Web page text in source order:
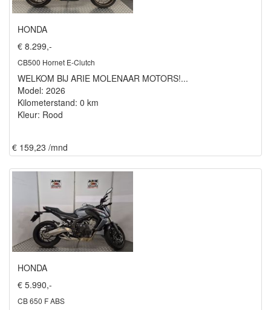
HONDA
€ 8.299,-
CB500 Hornet E-Clutch
WELKOM BIJ ARIE MOLENAAR MOTORS!...
Model: 2026
Kilometerstand: 0 km
Kleur: Rood
€ 159,23 /mnd
HONDA
€ 5.990,-
CB 650 F ABS